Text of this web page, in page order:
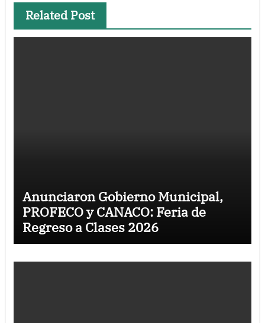
Related Post
Anunciaron Gobierno Municipal,
PROFECO y CANACO: Feria de
Regreso a Clases 2026